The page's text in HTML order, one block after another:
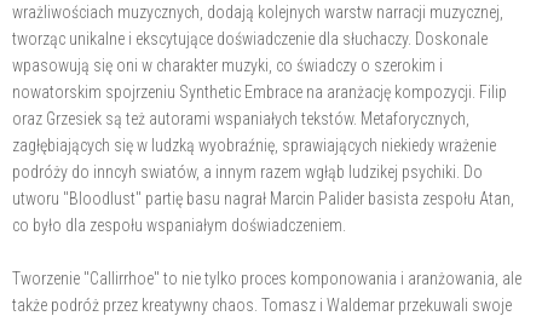
wrażliwościach muzycznych, dodają kolejnych warstw narracji muzycznej,
tworząc unikalne i ekscytujące doświadczenie dla słuchaczy. Doskonale
wpasowują się oni w charakter muzyki, co świadczy o szerokim i
nowatorskim spojrzeniu Synthetic Embrace na aranżację kompozycji. Filip
oraz Grzesiek są też autorami wspaniałych tekstów. Metaforycznych,
zagłębiających się w ludzką wyobraźnię, sprawiających niekiedy wrażenie
podróży do inncyh swiatów, a innym razem wgłąb ludzikej psychiki. Do
utworu "Bloodlust" partię basu nagrał Marcin Palider basista zespołu Atan,
co było dla zespołu wspaniałym doświadczeniem.
Tworzenie "Callirrhoe" to nie tylko proces komponowania i aranżowania, ale
także podróż przez kreatywny chaos. Tomasz i Waldemar przekuwali swoje